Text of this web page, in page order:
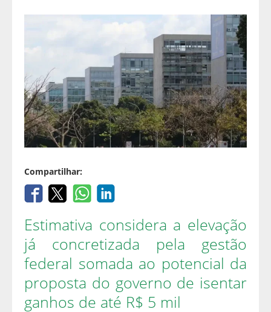
Compartilhar:
Estimativa considera a elevação
já concretizada pela gestão
federal somada ao potencial da
proposta do governo de isentar
ganhos de até R$ 5 mil